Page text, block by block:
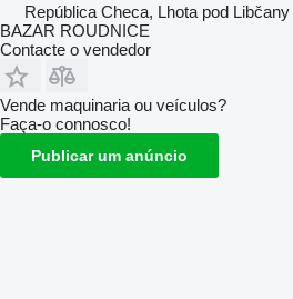
República Checa, Lhota pod Libčany
BAZAR ROUDNICE
Contacte o vendedor
Vende maquinaria ou veículos?
Faça-o connosco!
Publicar um anúncio